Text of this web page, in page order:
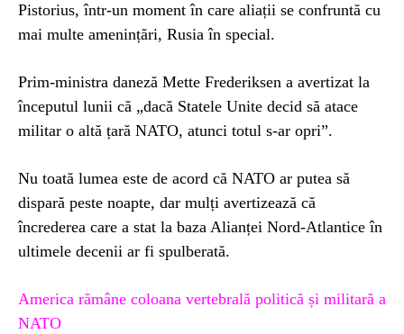
Pistorius, într-un moment în care aliații se confruntă cu
mai multe amenințări, Rusia în special.
Prim-ministra daneză Mette Frederiksen a avertizat la
începutul lunii că „dacă Statele Unite decid să atace
militar o altă țară NATO, atunci totul s-ar opri”.
Nu toată lumea este de acord că NATO ar putea să
dispară peste noapte, dar mulți avertizează că
încrederea care a stat la baza Alianței Nord-Atlantice în
ultimele decenii ar fi spulberată.
America rămâne coloana vertebrală politică și militară a
NATO